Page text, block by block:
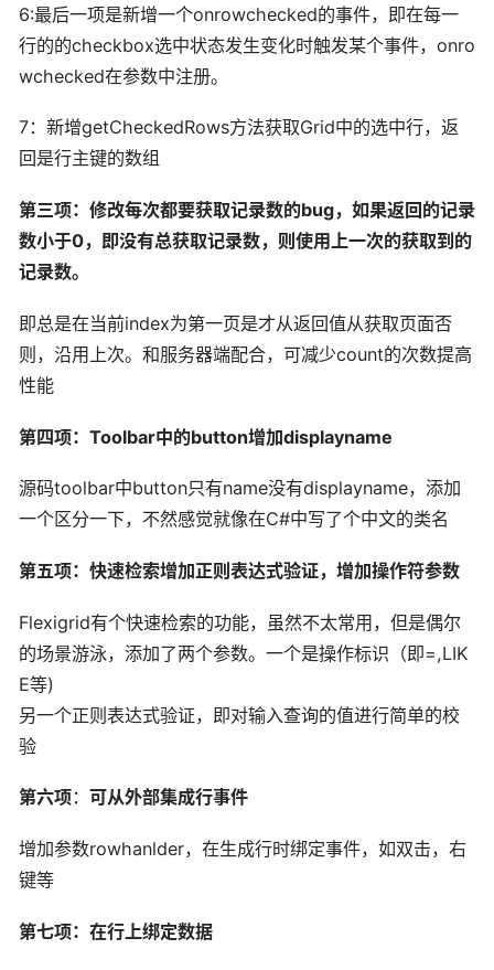
6:最后一项是新增一个onrowchecked的事件，即在每一
行的的checkbox选中状态发生变化时触发某个事件，onro
wchecked在参数中注册。
7：新增getCheckedRows方法获取Grid中的选中行，返
回是行主键的数组
第三项：修改每次都要获取记录数的bug，如果返回的记录
数小于0，即没有总获取记录数，则使用上一次的获取到的
记录数。
即总是在当前index为第一页是才从返回值从获取页面否
则，沿用上次。和服务器端配合，可减少count的次数提高
性能
第四项：Toolbar中的button增加displayname
源码toolbar中button只有name没有displayname，添加
一个区分一下，不然感觉就像在C#中写了个中文的类名
第五项：快速检索增加正则表达式验证，增加操作符参数
Flexigrid有个快速检索的功能，虽然不太常用，但是偶尔
的场景游泳，添加了两个参数。一个是操作标识（即=,LIK
E等)
另一个正则表达式验证，即对输入查询的值进行简单的校
验
第六项： 可从外部集成行事件
增加参数rowhanlder，在生成行时绑定事件，如双击，右
键等
第七项：在行上绑定数据